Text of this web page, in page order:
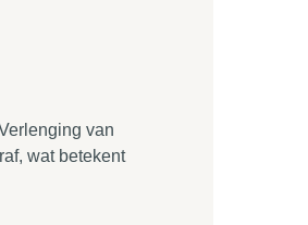
van
wat betekent